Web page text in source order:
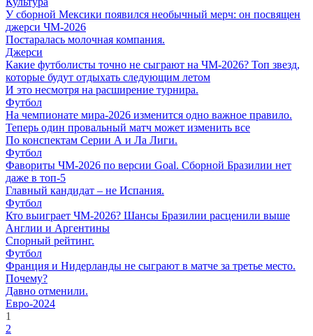
У сборной Мексики появился необычный мерч: он посвящен
джерси ЧМ-2026
Постаралась молочная компания.
Джерси
Какие футболисты точно не сыграют на ЧМ-2026? Топ звезд,
которые будут отдыхать следующим летом
И это несмотря на расширение турнира.
Футбол
На чемпионате мира-2026 изменится одно важное правило.
Теперь один провальный матч может изменить все
По конспектам Серии А и Ла Лиги.
Футбол
Фавориты ЧМ-2026 по версии Goal. Сборной Бразилии нет
даже в топ-5
Главный кандидат – не Испания.
Футбол
Кто выиграет ЧМ-2026? Шансы Бразилии расценили выше
Англии и Аргентины
Спорный рейтинг.
Футбол
Франция и Нидерланды не сыграют в матче за третье место.
Почему?
Давно отменили.
Евро-2024
1
2